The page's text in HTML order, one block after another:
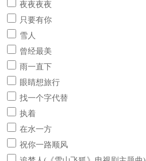
夜夜夜夜
只要有你
雪人
曾经最美
雨一直下
眼睛想旅行
找一个字代替
执着
在水一方
祝你一路顺风